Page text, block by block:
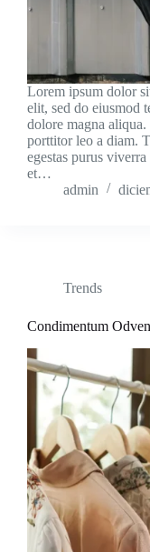
Lorem ipsum dolor
elit, sed do eiusmod
dolore magna
porttitor leo a diam.
egestas purus
et…
admin
Trends
Condimentum